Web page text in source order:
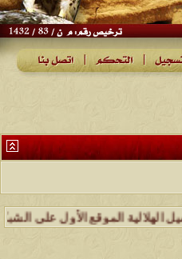
الموقع الأول على الشبكة